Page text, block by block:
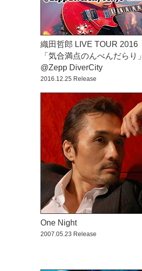
織田哲郎 LIVE TOUR 2016
「気合満点のんべんだらり」
@Zepp DiverCity
2016.12.25 Release
One Night
2007.05.23 Release